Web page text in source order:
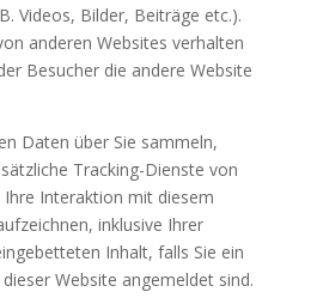
Videos, Bilder, Beiträge etc.).
anderen Websites verhalten
Besucher die andere Website
Daten über Sie sammeln,
Tracking-Dienste von
Interaktion mit diesem
inklusive Ihrer
Inhalt, falls Sie ein
Website angemeldet sind.